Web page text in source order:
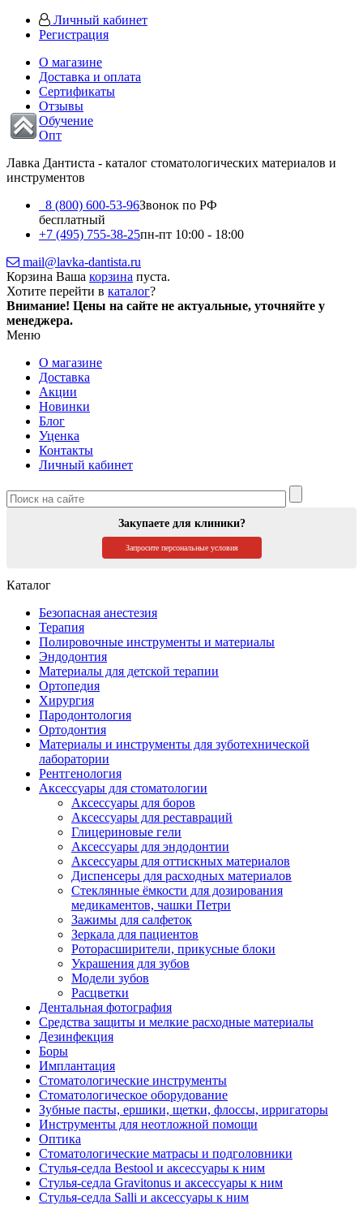
Личный кабинет
Регистрация
О магазине
Доставка и оплата
Сертификаты
Отзывы
Обучение
Опт
Лавка Дантиста - каталог стоматологических материалов и
инструментов
8 (800) 600-53-96Звонок по РФ
бесплатный
+7 (495) 755-38-25пн-пт 10:00 - 18:00
mail@lavka-dantista.ru
Корзина Ваша корзина пуста.
Хотите перейти в каталог?
Внимание! Цены на сайте не актуальные, уточняйте у
менеджера.
Меню
О магазине
Доставка
Акции
Новинки
Блог
Уценка
Контакты
Личный кабинет
Закупаете для клиники?
Запросите персональные условия
Каталог
Безопасная анестезия
Терапия
Полировочные инструменты и материалы
Эндодонтия
Материалы для детской терапии
Ортопедия
Хирургия
Пародонтология
Ортодонтия
Материалы и инструменты для зуботехнической
лаборатории
Рентгенология
Аксессуары для стоматологии
Аксессуары для боров
Аксессуары для реставраций
Глицериновые гели
Аксессуары для эндодонтии
Аксессуары для оттискных материалов
Диспенсеры для расходных материалов
Стеклянные ёмкости для дозирования
медикаментов, чашки Петри
Зажимы для салфеток
Зеркала для пациентов
Роторасширители, прикусные блоки
Украшения для зубов
Модели зубов
Расцветки
Дентальная фотография
Средства защиты и мелкие расходные материалы
Дезинфекция
Боры
Имплантация
Стоматологические инструменты
Стоматологическое оборудование
Зубные пасты, ершики, щетки, флоссы, ирригаторы
Инструменты для неотложной помощи
Оптика
Стоматологические матрасы и подголовники
Стулья-седла Bestool и аксессуары к ним
Стулья-седла Gravitonus и аксессуары к ним
Стулья-седла Salli и аксессуары к ним